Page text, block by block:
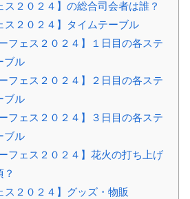
２０２４】の総合司会者は誰？
２０２４】タイムテーブル
フェス２０２４】１日目の各ステ
ブル
フェス２０２４】２日目の各ステ
ブル
フェス２０２４】３日目の各ステ
ブル
フェス２０２４】花火の打ち上げ
２０２４】グッズ・物販